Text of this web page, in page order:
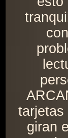
tarjetas
giran